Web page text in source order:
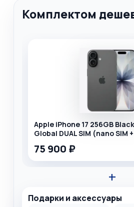
Комплектом
Apple iPhone 17 256GB
Global DUAL SIM (nano SIM
75 900 ₽
+
Подарки и аксессуары